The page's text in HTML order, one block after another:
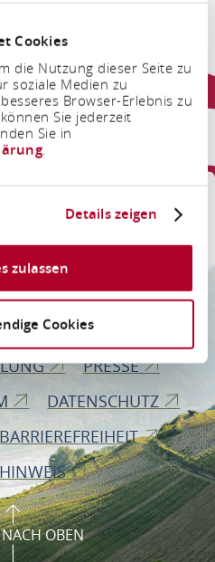
Cookies
die Nutzung dieser Seite zu
soziale Medien zu
Browser-Erlebnis zu
Sie jederzeit
Sie in
.
Details zeigen
zulassen
Cookies
INSTAGRAM
Tourismus GmbH
28
PRESSE
DATENSCHUTZ
OBEN